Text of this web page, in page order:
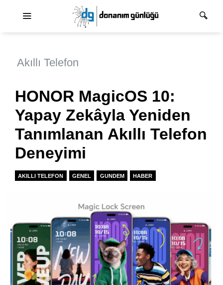
Akıllı Telefon
HONOR MagicOS 10:
Yapay Zekâyla Yeniden
Tanımlanan Akıllı Telefon
Deneyimi
AKILLI TELEFON GENEL GUNDEM HABER